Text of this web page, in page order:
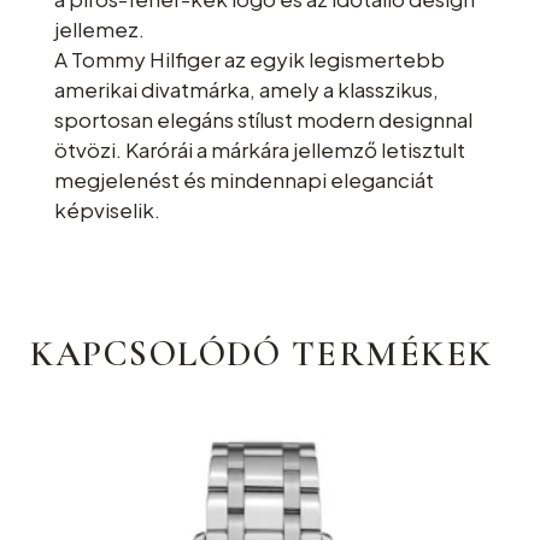
jellemez.
A Tommy Hilfiger az egyik legismertebb
amerikai divatmárka, amely a klasszikus,
sportosan elegáns stílust modern designnal
ötvözi. Karórái a márkára jellemző letisztult
megjelenést és mindennapi eleganciát
képviselik.
KAPCSOLÓDÓ TERMÉKEK